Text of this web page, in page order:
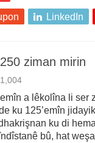
LinkedIn
ziman mirin
1,004
a lêkolîna li ser
ku 125’emîn
ku di
bû, hat